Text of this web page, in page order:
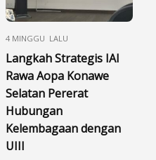
4 MINGGU LALU
Langkah Strategis IAI
Rawa Aopa Konawe
Selatan Pererat
Hubungan
Kelembagaan dengan
UIII